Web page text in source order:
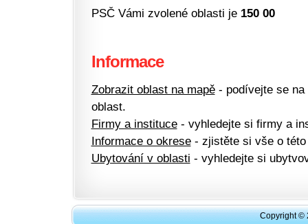
PSČ Vámi zvolené oblasti je 150 00
Informace
Zobrazit oblast na mapě- podívejte se na
oblast.
Firmy a instituce- vyhledejte si firmy a
Informace o okrese- zjistěte si vše o této
Ubytování v oblasti - vyhledejte si
Copyright ©